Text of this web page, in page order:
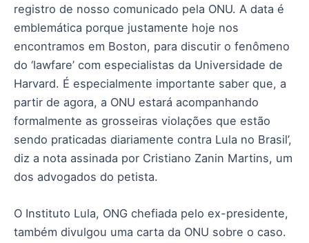
registro de nosso comunicado pela ONU. A data é
emblemática porque justamente hoje nos
encontramos em Boston, para discutir o fenômeno
do ‘lawfare’ com especialistas da Universidade de
Harvard. É especialmente importante saber que, a
partir de agora, a ONU estará acompanhando
formalmente as grosseiras violações que estão
sendo praticadas diariamente contra Lula no Brasil’,
diz a nota assinada por Cristiano Zanin Martins, um
dos advogados do petista.
O Instituto Lula, ONG chefiada pelo ex-presidente,
também divulgou uma carta da ONU sobre o caso.